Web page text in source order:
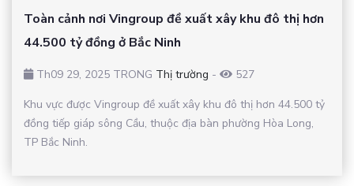
Toàn cảnh nơi Vingroup đề xuất xây khu đô thị hơn
44.500 tỷ đồng ở Bắc Ninh
Th09 29, 2025 TRONG Thị trường -
527
Khu vực được Vingroup đề xuất xây khu đô thị hơn 44.500 tỷ
đồng tiếp giáp sông Cầu, thuộc địa bàn phường Hòa Long,
TP Bắc Ninh.